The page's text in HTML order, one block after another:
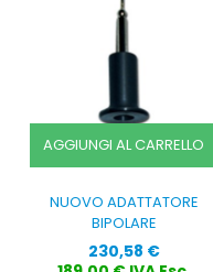
AGGIUNGI AL CARRELLO
NUOVO ADATTATORE
BIPOLARE
Prezzo
230,58 €